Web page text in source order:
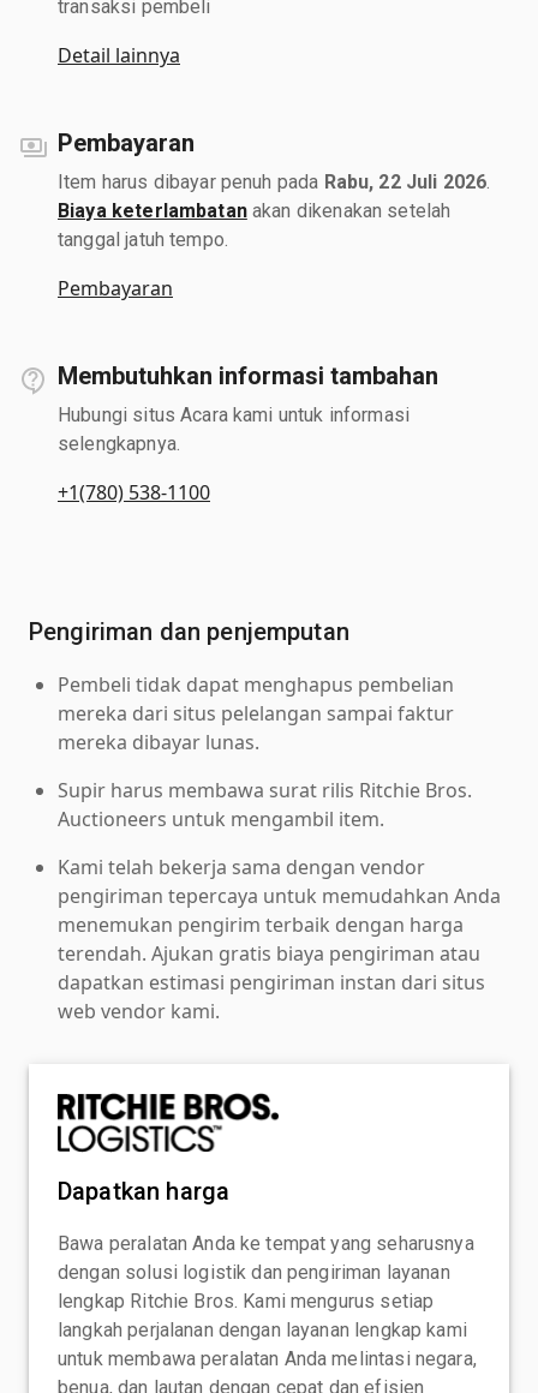
transaksi pembeli
Detail lainnya
Pembayaran
Item harus dibayar penuh pada Rabu, 22 Juli 2026
Biaya keterlambatanakan dikenakan setelah
tanggal jatuh tempo.
Pembayaran
Membutuhkan informasi tambahan
Hubungi situs Acara kami untuk informasi
selengkapnya.
+1(780) 538-1100
Pengiriman dan penjemputan
Pembeli tidak dapat menghapus pembelian
mereka dari situs pelelangan sampai faktur
mereka dibayar lunas.
Supir harus membawa surat rilis Ritchie Bros.
Auctioneers untuk mengambil item.
Kami telah bekerja sama dengan vendor
pengiriman tepercaya untuk memudahkan Anda
menemukan pengirim terbaik dengan harga
terendah. Ajukan gratis biaya pengiriman atau
dapatkan estimasi pengiriman instan dari situs
web vendor kami.
Dapatkan harga
Bawa peralatan Anda ke tempat yang seharusnya
dengan solusi logistik dan pengiriman layanan
lengkap Ritchie Bros. Kami mengurus setiap
langkah perjalanan dengan layanan lengkap kami
untuk membawa peralatan Anda melintasi negara,
benua, dan lautan dengan cepat dan efisien